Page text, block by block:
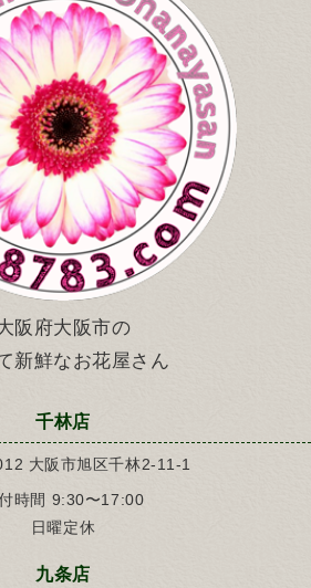
阪府大阪市の
新鮮なお花屋さん
千林店
大阪市旭区千林2-11-1
時間 9:30〜17:00
日曜定休
九条店